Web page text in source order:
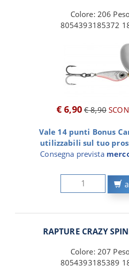
Colore: 206
8054393185372
€ 6,90 € 8,90
Vale 14 punti Bonus
utilizzabili sul tuo
Consegna prevista
RAPTURE CRAZY
Colore: 207
8054393185389